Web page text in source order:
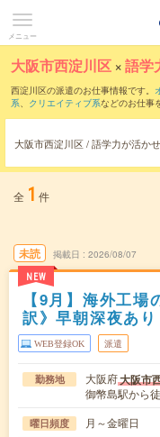
メニュー
大阪市西淀川区 ×語学
西淀川区の派遣のお仕事情報です。
系、 クリエイティブ系などのお仕事
大阪市西淀川区 / 語学力が活か
全 1 件
未読
NEW
掲載日 2026/08/07
【9月】海外工
訳》早朝深夜あり
WEB登録OK 派遣
勤務地 大阪府大阪市
御幣島駅から
曜日頻度 月～金曜日